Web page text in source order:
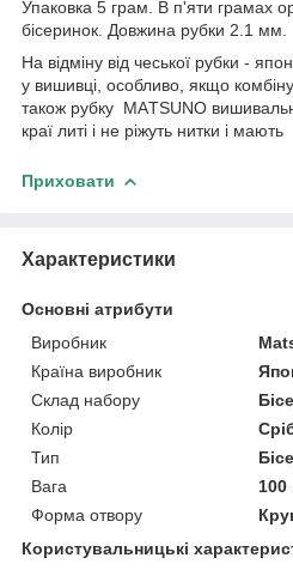
Упаковка 5 грам. В п'яти грамах
бісеринок. Довжина рубки 2.1 мм.
На відміну від чеської рубки -
у вишивці, особливо, якщо
також рубку MAТSUNO
краї литі і не ріжуть нитки і мають
Приховати
Характеристики
Основні атрибути
Виробник
Країна виробник
Склад набору
Колір
Тип
Вага
100
Форма отвору
Користувальницькі